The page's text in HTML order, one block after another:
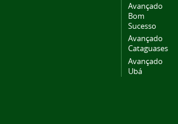
Avançado
Bom
Sucesso
Avançado
Cataguases
Avançado
Ubá